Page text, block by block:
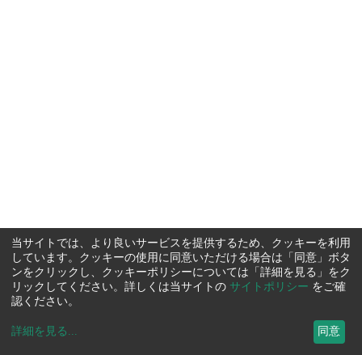
当サイトでは、より良いサービスを提供するため、クッキーを利用
しています。クッキーの使用に同意いただける場合は「同意」ボタ
ンをクリックし、クッキーポリシーについては「詳細を見る」をク
リックしてください。詳しくは当サイトの サイトポリシー をご確
認ください。
詳細を見る ... 同意